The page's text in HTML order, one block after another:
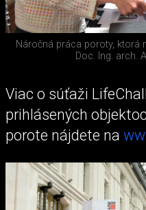
Náročná práca poroty, ktorá
Doc. Ing. arch.
Viac o súťaži
prihlásených
porote nájdete na